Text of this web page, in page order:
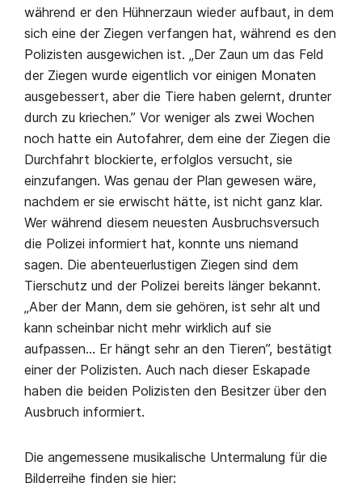
während er den Hühnerzaun wieder aufbaut, in dem
sich eine der Ziegen verfangen hat, während es den
Polizisten ausgewichen ist. „Der Zaun um das Feld
der Ziegen wurde eigentlich vor einigen Monaten
ausgebessert, aber die Tiere haben gelernt, drunter
durch zu kriechen.” Vor weniger als zwei Wochen
noch hatte ein Autofahrer, dem eine der Ziegen die
Durchfahrt blockierte, erfolglos versucht, sie
einzufangen. Was genau der Plan gewesen wäre,
nachdem er sie erwischt hätte, ist nicht ganz klar.
Wer während diesem neuesten Ausbruchsversuch
die Polizei informiert hat, konnte uns niemand
sagen. Die abenteuerlustigen Ziegen sind dem
Tierschutz und der Polizei bereits länger bekannt.
„Aber der Mann, dem sie gehören, ist sehr alt und
kann scheinbar nicht mehr wirklich auf sie
aufpassen… Er hängt sehr an den Tieren”, bestätigt
einer der Polizisten. Auch nach dieser Eskapade
haben die beiden Polizisten den Besitzer über den
Ausbruch informiert.
Die angemessene musikalische Untermalung für die
Bilderreihe finden sie hier: